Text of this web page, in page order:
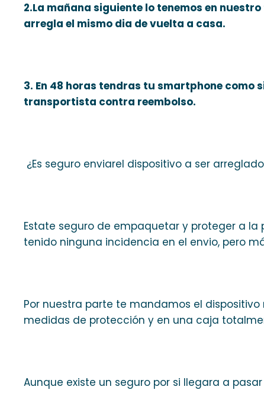
2.La mañana siguiente lo tenemos en
arregla el mismo dia de vuelta a casa.
3. En 48 horas tendras tu smartphone como
transportista contra reembolso.
¿Es seguro enviarel dispositivo a ser
Estate seguro de empaquetar y proteger a
tenido ninguna incidencia en el envio, pero
Por nuestra parte te mandamos el
medidas de protección y en una caja
Aunque existe un seguro por si llegara a